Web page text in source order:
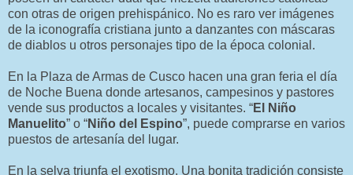
con otras de origen prehispánico. No es raro ver imágenes
de la iconografía cristiana junto a danzantes con máscaras
de diablos u otros personajes tipo de la época colonial.
En la Plaza de Armas de Cusco hacen una gran feria el día
de Noche Buena donde artesanos, campesinos y pastores
vende sus productos a locales y visitantes. “El Niño
Manuelito” o “Niño del Espino”, puede comprarse en varios
puestos de artesanía del lugar.
En la selva triunfa el exotismo. Una bonita tradición consiste